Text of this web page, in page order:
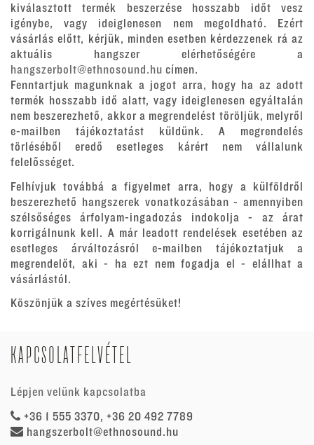
kiválasztott termék beszerzése hosszabb időt vesz
igénybe, vagy ideiglenesen nem megoldható. Ezért
vásárlás előtt, kérjük, minden esetben kérdezzenek rá az
aktuális hangszer elérhetőségére a
hangszerbolt@ethnosound.hu címen.
Fenntartjuk magunknak a jogot arra, hogy ha az adott
termék hosszabb idő alatt, vagy ideiglenesen egyáltalán
nem beszerezhető, akkor a megrendelést töröljük, melyről
e-mailben tájékoztatást küldünk. A megrendelés
törléséből eredő esetleges kárért nem vállalunk
felelősséget.
Felhívjuk továbbá a figyelmet arra, hogy a külföldről
beszerezhető hangszerek vonatkozásában - amennyiben
szélsőséges árfolyam-ingadozás indokolja - az árat
korrigálnunk kell. A már leadott rendelések esetében az
esetleges árváltozásról e-mailben tájékoztatjuk a
megrendelőt, aki - ha ezt nem fogadja el - elállhat a
vásárlástól.
Köszönjük a szíves megértésüket!
KAPCSOLATFELVÉTEL
Lépjen velünk kapcsolatba
+36 1 555 3370, +36 20 492 7789
hangszerbolt@ethnosound.hu